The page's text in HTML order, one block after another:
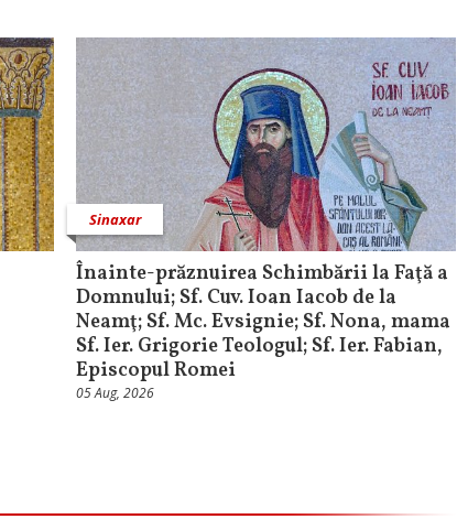
Sinaxar
Înainte-prăznuirea Schimbării la Faţă a
Domnului; Sf. Cuv. Ioan Iacob de la
Neamţ; Sf. Mc. Evsignie; Sf. Nona, mama
Sf. Ier. Grigorie Teologul; Sf. Ier. Fabian,
Episcopul Romei
05 Aug, 2026